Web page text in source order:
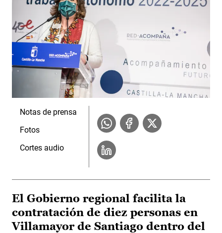
Notas de prensa
Fotos
Cortes audio
El Gobierno regional facilita la
contratación de diez personas en
Villamayor de Santiago dentro del